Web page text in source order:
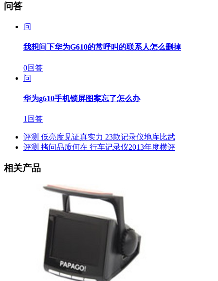
问答
问
我想问下华为G610的常呼叫的联系人怎么删掉
0回答
问
华为g610手机锁屏图案忘了怎么办
1回答
评测 低亮度见证真实力 23款记录仪地库比武
评测 拷问品质何在 行车记录仪2013年度横评
相关产品